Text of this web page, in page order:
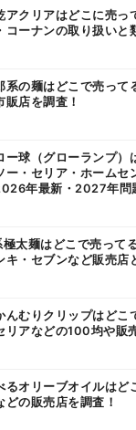
アクリアはどこに売っ
コーナンの取り扱いと
系の麺はどこで売って
販店を調査！
ー球（グローランプ）
ー・セリア・ホームセ
年最新・2027年問
極太麺はどこで売って
キ・セブンなど販売店
んむりクリップはどこ
リアなどの100均や販
るオリーブオイルはど
どの販売店を調査！